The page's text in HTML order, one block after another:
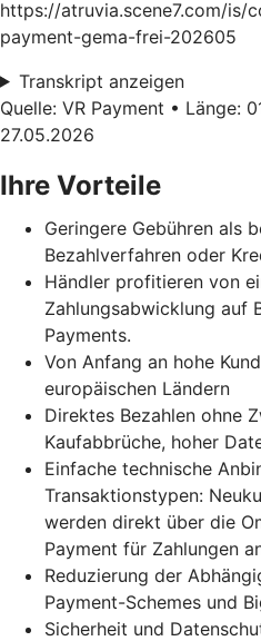
https://atruvia.scene7.com/is/
payment-gema-frei-202605
Transkript anzeigen
Quelle: VR Payment • Länge:
27.05.2026
Ihre Vorteile
Geringere Gebühren als
Bezahlverfahren oder
Händler profitieren von
Zahlungsabwicklung auf
Payments.
Von Anfang an hohe
europäischen Ländern
Direktes Bezahlen ohne
Kaufabbrüche, hoher
Einfache technische
Transaktionstypen:
werden direkt über die
Payment für Zahlungen
Reduzierung der
Payment-Schemes und
Sicherheit und